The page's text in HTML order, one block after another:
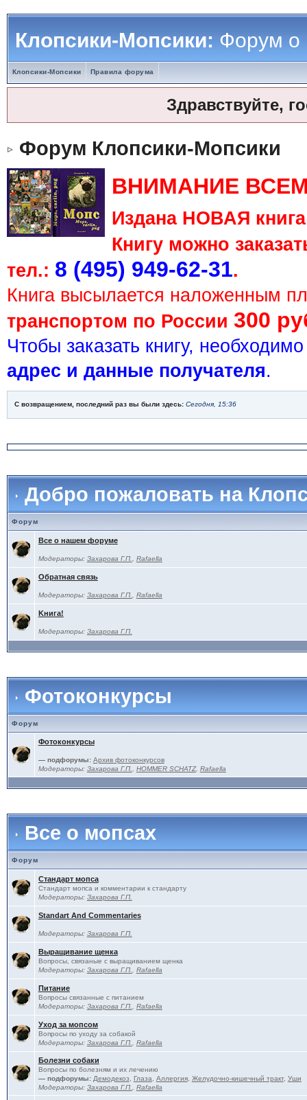
Клопсики-Мопсики:Форум о
Клопсики-Мопсики Правила форума
Здравствуйте,
Форум Клопсики-Мопсики
ВНИМАНИЕ
Издана НОВАЯ
Книгу можно
тел.: 8 (495) 949-62-31.
Книга высылается наложенным
транспортом по России 300
Чтобы заказать книгу,
адрес и данные получателя.
С возвращением, последний раз вы были здесь: Сегодня, 15:36
Добро пожаловать на
Форум
Все о нашем форуме
Модераторы: Захарова Г.П. Rafaella
Обратная связь
Модераторы: Захарова Г.П. Rafaella
Kнига!
Модераторы: Захарова Г.П.
Фотоконкурсы
Форум
Фотоконкурсы
— подфорумы: Архив фотоконкурсов
Модераторы: Захарова Г.П. HOMMER SCHATZ, Rafaella
Все о мопсах
Форум
Стандарт мопса
Стандарт мопса и комментарии к стандарту
Модераторы: Захарова Г.П.
Standart And Commentaries
Модераторы: Захарова Г.П.
Выращивание щенка
Вопросы, связаные с выращиванием щенка
Модераторы: Захарова Г.П. Rafaella
Питание
Вопросы связанные с питанием
Модераторы: Захарова Г.П. Rafaella
Уход за мопсом
Вопросы по уходу за собакой
Модераторы: Захарова Г.П. Rafaella
Болезни собаки
Вопросы по болезням и их лечению
— подфорумы: Демодекоз Глаза Аллергия, Желудочно-кишечный тракт, Уши
Модераторы: Захарова Г.П. Rafaella